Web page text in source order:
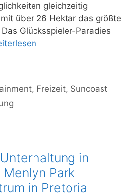
gleichzeitig
über 26 Hektar das größte
Glücksspieler-Paradies
Welt
, Freizeit, Suncoast
in
Menlyn Park
in Pretoria